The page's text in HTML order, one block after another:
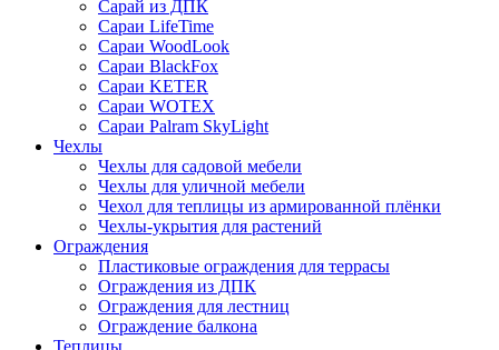
Сарай из ДПК
Cараи LifeTime
Cараи WoodLook
Сараи BlackFox
Сараи KETER
Сараи WOTEX
Сараи Palram SkyLight
Чехлы
Чехлы для садовой мебели
Чехлы для уличной мебели
Чехол для теплицы из армированной плёнки
Чехлы-укрытия для растений
Ограждения
Пластиковые ограждения для террасы
Ограждения из ДПК
Ограждения для лестниц
Ограждение балкона
Теплицы